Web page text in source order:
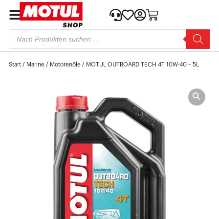
Start/ Marine/ Motorenöle/ MOTUL OUTBOARD TECH 4T 10W-40 – 5L